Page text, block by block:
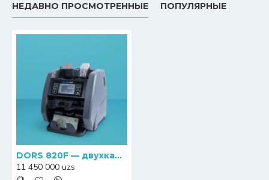
НЕДАВНО ПРОСМОТРЕННЫЕ ПОПУЛЯРНЫЕ
DORS 820F — двухкарманный счетчик-сортировщик банкнот с функцией ветхования
11 450 000 uzs